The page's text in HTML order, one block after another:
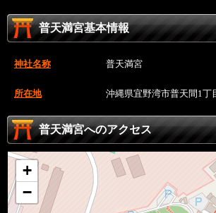
普天満宮基本情報
神社名称 普天満宮
所在地 沖縄県宜野湾市普天間1丁
普天満宮へのアクセス
+
−